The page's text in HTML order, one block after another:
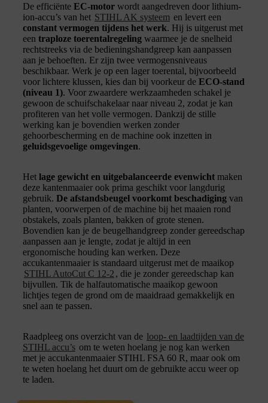
De efficiënte EC-motor wordt aangedreven door lithium-
ion-accu’s van het STIHL AK systeem en levert een
constant vermogen tijdens het werk. Hij is uitgerust met
een traploze toerentalregeling waarmee je de snelheid
rechtstreeks via de bedieningshandgreep kan aanpassen
aan je behoeften. Er zijn twee vermogensniveaus
beschikbaar. Werk je op een lager toerental, bijvoorbeeld
voor lichtere klussen, kies dan bij voorkeur de ECO-stand
(niveau 1). Voor zwaardere werkzaamheden schakel je
gewoon de schuifschakelaar naar niveau 2, zodat je kan
profiteren van het volle vermogen. Dankzij de stille
werking kan je bovendien werken zonder
gehoorbescherming en de machine ook inzetten in
geluidsgevoelige omgevingen.
Het lage gewicht en uitgebalanceerde evenwicht maken
deze kantenmaaier ook prima geschikt voor langdurig
gebruik. De afstandsbeugel voorkomt beschadiging van
planten, voorwerpen of de machine bij het maaien rond
obstakels, zoals planten, bakken of grote stenen.
Bovendien kan je de beugelhandgreep zonder gereedschap
aanpassen aan je lengte, zodat je altijd in een
ergonomische houding kan werken. Deze
accukantenmaaier is standaard uitgerust met de maaikop
STIHL AutoCut C 12-2 , die je zonder gereedschap kan
bijvullen. Tik de halfautomatische maaikop gewoon
lichtjes tegen de grond om de maaidraad gemakkelijk en
snel aan te passen.
Raadpleeg ons overzicht van de loop- en laadtijden van de
STIHL accu’s om te weten hoelang je nog kan werken
met je accukantenmaaier STIHL FSA 60 R, maar ook om
te weten hoelang het duurt om de gebruikte accu weer op
te laden.